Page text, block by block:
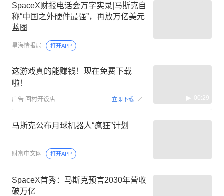
SpaceX财报电话会万字实录|马斯克自
称“中国之外硬件最强”，再放万亿美元
蓝图
星海情报局 打开APP
这游戏真的能赚钱！现在免费下载
啦！
广告 回村开饭店 立即下载 00:29
马斯克公布月球机器人“疯狂”计划
财富中文网 打开APP
SpaceX首秀：马斯克预言2030年营收
破万亿